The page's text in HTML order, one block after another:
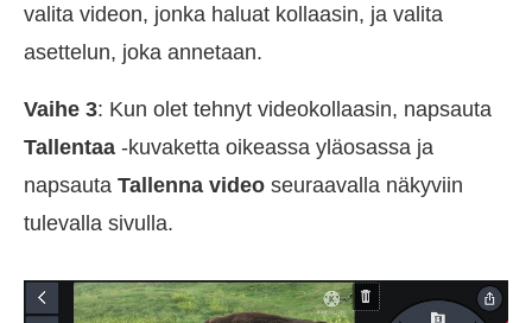
valita videon, jonka haluat kollaasin, ja valita
asettelun, joka annetaan.
Vaihe 3: Kun olet tehnyt videokollaasin, napsauta
Tallentaa -kuvaketta oikeassa yläosassa ja
napsauta Tallenna video seuraavalla näkyviin
tulevalla sivulla.